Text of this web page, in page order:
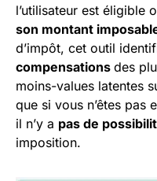
l’utilisateur est éligible
son montant
d’impôt, cet outil
compensations des
moins-values latentes
que si vous n’êtes pas
il n’y a pas de
imposition.